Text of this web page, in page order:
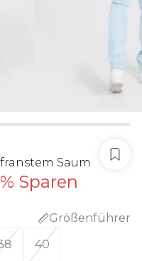
Saum
Sparen
Größenführer
40